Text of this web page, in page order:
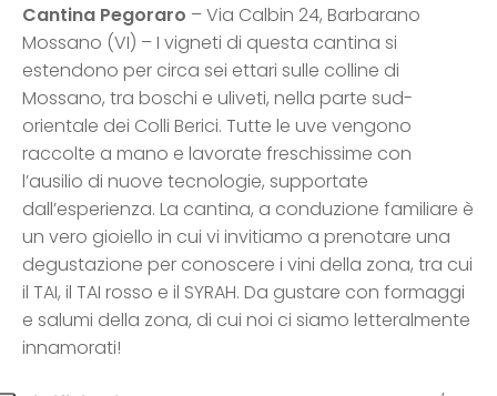
Cantina Pegoraro – Via Calbin 24, Barbarano
Mossano (VI) – I vigneti di questa cantina si
estendono per circa sei ettari sulle colline di
Mossano, tra boschi e uliveti, nella parte sud-
orientale dei Colli Berici. Tutte le uve vengono
raccolte a mano e lavorate freschissime con
l’ausilio di nuove tecnologie, supportate
dall’esperienza. La cantina, a conduzione familiare è
un vero gioiello in cui vi invitiamo a prenotare una
degustazione per conoscere i vini della zona, tra cui
il TAI, il TAI rosso e il SYRAH. Da gustare con formaggi
e salumi della zona, di cui noi ci siamo letteralmente
innamorati!